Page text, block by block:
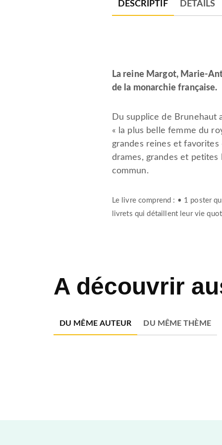
DESCRIPTIF DÉTAILS
La reine Margot, Marie-
de la monarchie française.
Du supplice de Brunehaut
« la plus belle femme du
grandes reines et favorites
drames, grandes et
commun.
Le livre comprend : • 1 poster
livrets qui détaillent leur vie
A découvrir
DU MÊME AUTEUR DU MÊME THÈME